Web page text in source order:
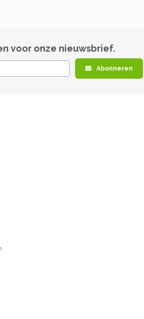
voor onze nieuwsbrief.
Abonneren